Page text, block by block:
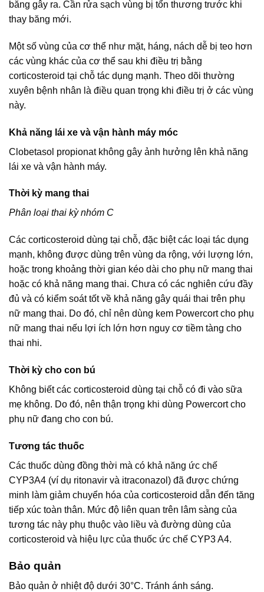
băng gây ra. Cần rửa sạch vùng bị tổn thương trước khi
thay băng mới.
Một số vùng của cơ thể như mặt, háng, nách dễ bị teo hơn
các vùng khác của cơ thể sau khi điều trị bằng
corticosteroid tại chỗ tác dụng mạnh. Theo dõi thường
xuyên bệnh nhân là điều quan trọng khi điều trị ở các vùng
này.
Khả năng lái xe và vận hành máy móc
Clobetasol propionat không gây ảnh hưởng lên khả năng
lái xe và vận hành máy.
Thời kỳ mang thai
Phân loại thai kỳ nhóm C
Các corticosteroid dùng tại chỗ, đặc biệt các loại tác dụng
mạnh, không được dùng trên vùng da rộng, với lượng lớn,
hoặc trong khoảng thời gian kéo dài cho phụ nữ mang thai
hoặc có khả năng mang thai. Chưa có các nghiên cứu đầy
đủ và có kiểm soát tốt về khả năng gây quái thai trên phụ
nữ mang thai. Do đó, chỉ nên dùng kem Powercort cho phụ
nữ mang thai nếu lợi ích lớn hơn nguy cơ tiềm tàng cho
thai nhi.
Thời kỳ cho con bú
Không biết các corticosteroid dùng tại chỗ có đi vào sữa
mẹ không. Do đó, nên thận trọng khi dùng Powercort cho
phụ nữ đang cho con bú.
Tương tác thuốc
Các thuốc dùng đồng thời mà có khả năng ức chế
CYP3A4 (ví dụ ritonavir và itraconazol) đã được chứng
minh làm giảm chuyển hóa của corticosteroid dẫn đến tăng
tiếp xúc toàn thân. Mức độ liên quan trên lâm sàng của
tương tác này phụ thuộc vào liều và đường dùng của
corticosteroid và hiệu lực của thuốc ức chế CYP3 A4.
Bảo quản
Bảo quản ở nhiệt độ dưới 30°C. Tránh ánh sáng.